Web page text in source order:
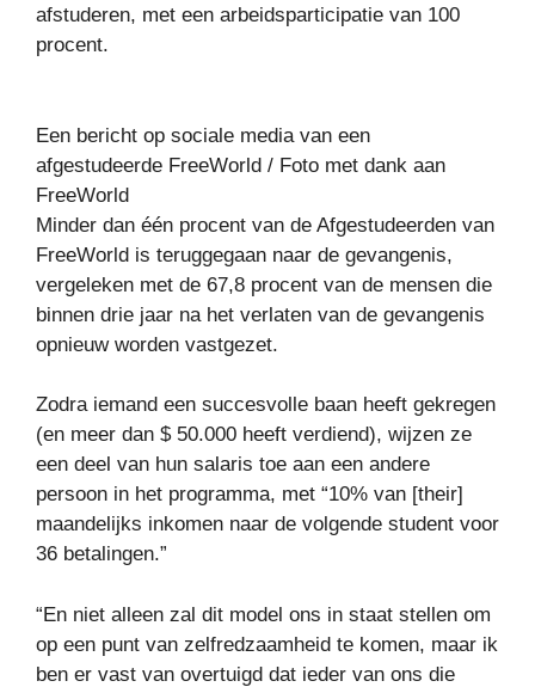
afstuderen, met een arbeidsparticipatie van 100
procent.
Een bericht op sociale media van een
afgestudeerde FreeWorld / Foto met dank aan
FreeWorld
Minder dan één procent van de Afgestudeerden van
FreeWorld is teruggegaan naar de gevangenis,
vergeleken met de 67,8 procent van de mensen die
binnen drie jaar na het verlaten van de gevangenis
opnieuw worden vastgezet.
Zodra iemand een succesvolle baan heeft gekregen
(en meer dan $ 50.000 heeft verdiend), wijzen ze
een deel van hun salaris toe aan een andere
persoon in het programma, met “10% van [their]
maandelijks inkomen naar de volgende student voor
36 betalingen.”
“En niet alleen zal dit model ons in staat stellen om
op een punt van zelfredzaamheid te komen, maar ik
ben er vast van overtuigd dat ieder van ons die